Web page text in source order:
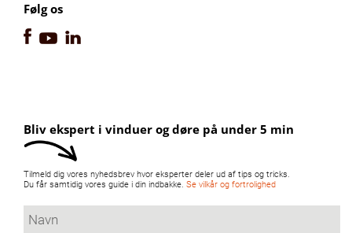
Følg os
Bliv ekspert i vinduer og døre på under 5 min
Tilmeld dig vores nyhedsbrev hvor eksperter deler ud af tips og tricks.
Du får samtidig vores guide i din indbakke. Se vilkår og fortrolighed